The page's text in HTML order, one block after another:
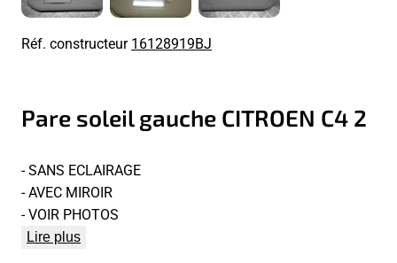
Réf. constructeur16128919BJ
Pare soleil gauche CITROEN C4 2
- SANS ECLAIRAGE
- AVEC MIROIR
- VOIR PHOTOS
Lire plus